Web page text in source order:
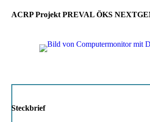
ACRP Projekt PREVAL ÖKS
Steckbrief